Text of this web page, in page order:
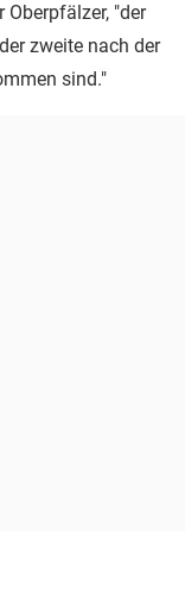
Oberpfälzer, "der
zweite nach der
sind."